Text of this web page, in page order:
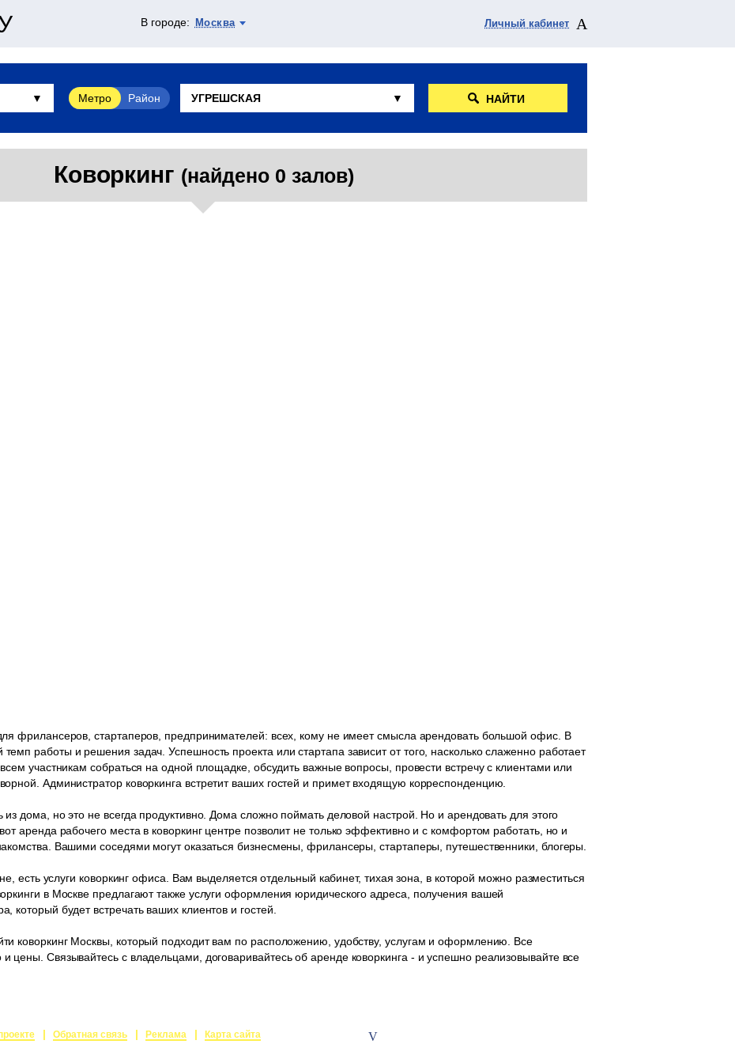
В городе: Москва Личный кабинет
Метро Район НАЙТИ
Коворкинг (найдено 0 залов)
фрилансеров, стартаперов, предпринимателей: всех, кому не имеет смысла арендовать большой офис. В
работы и решения задач. Успешность проекта или стартапа зависит от того, насколько слаженно работает
участникам собраться на одной площадке, обсудить важные вопросы, провести встречу с клиентами или
Администратор коворкинга встретит ваших гостей и примет входящую корреспонденцию.
дома, но это не всегда продуктивно. Дома сложно поймать деловой настрой. Но и арендовать для этого
аренда рабочего места в коворкинг центре позволит не только эффективно и с комфортом работать, но и
Вашими соседями могут оказаться бизнесмены, фрилансеры, стартаперы, путешественники, блогеры.
есть услуги коворкинг офиса. Вам выделяется отдельный кабинет, тихая зона, в которой можно разместиться
в Москве предлагают также услуги оформления юридического адреса, получения вашей
который будет встречать ваших клиентов и гостей.
коворкинг Москвы, который подходит вам по расположению, удобству, услугам и оформлению. Все
цены. Связывайтесь с владельцами, договаривайтесь об аренде коворкинга - и успешно реализовывайте все
Обратная связь Реклама Карта сайта